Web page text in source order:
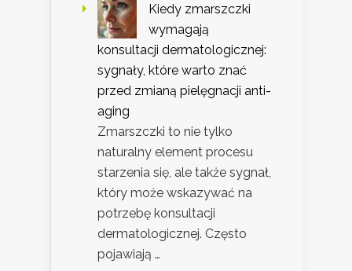
Kiedy zmarszczki
wymagają
konsultacji dermatologicznej:
sygnały, które warto znać
przed zmianą pielęgnacji anti-
aging
Zmarszczki to nie tylko
naturalny element procesu
starzenia się, ale także sygnał,
który może wskazywać na
potrzebę konsultacji
dermatologicznej. Często
pojawiają …